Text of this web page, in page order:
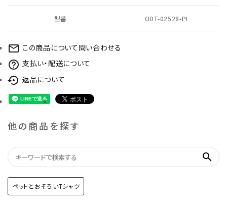
型番 ODT-02528-PI
mail_outline この商品について問い合わせる
help_outline 支払い・配送について
settings_backup_restore 返品について
他の商品を探す
search
ペットとおそろいTシャツ